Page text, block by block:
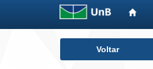
Voltar